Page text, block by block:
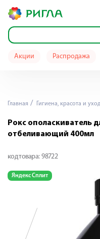
Акции Распродажа
Главная Гигиена, красота и уход
Рокс ополаскиватель
отбеливающий 400мл
код товара: 98722
Яндекс Сплит